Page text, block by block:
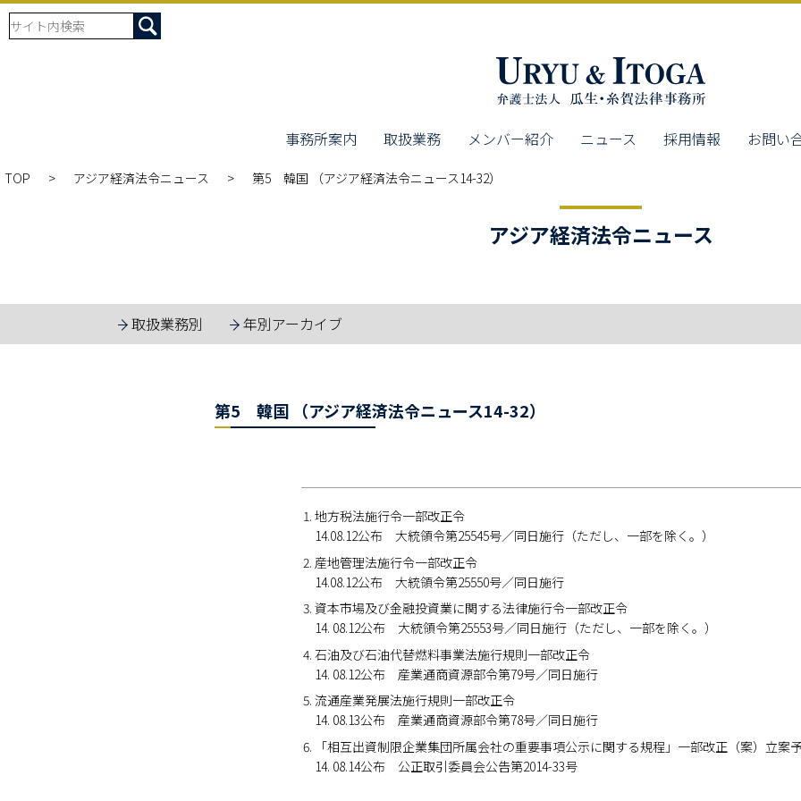
事務所案内 取扱業務 メンバー紹介 ニュース 採用情報 お問い
TOP アジア経済法令ニュース 第5 韓国 （アジア経済法令ニュース14-32）
アジア経済法令ニュース
取扱業務別 年別アーカイブ
第5 韓国 （アジア経済法令ニュース14-32）
地方税法施行令一部改正令
14.08.12公布 大統領令第25545号／同日施行（ただし、一部を除く。）
産地管理法施行令一部改正令
14.08.12公布 大統領令第25550号／同日施行
資本市場及び金融投資業に関する法律施行令一部改正令
14. 08.12公布 大統領令第25553号／同日施行（ただし、一部を除く。）
石油及び石油代替燃料事業法施行規則一部改正令
14. 08.12公布 産業通商資源部令第79号／同日施行
流通産業発展法施行規則一部改正令
14. 08.13公布 産業通商資源部令第78号／同日施行
「相互出資制限企業集団所属会社の重要事項公示に関する規程」一部改正（案）立案
14. 08.14公布 公正取引委員会公告第2014-33号